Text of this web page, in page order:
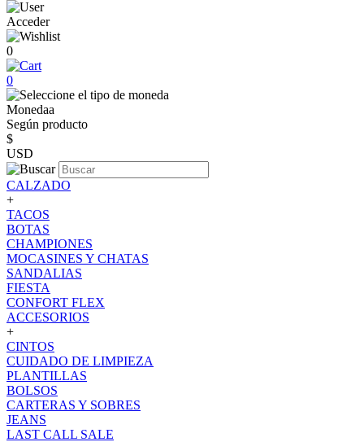
Acceder
0
0
Monedaa
Según producto
$
USD
CALZADO
+
TACOS
BOTAS
CHAMPIONES
MOCASINES Y CHATAS
SANDALIAS
FIESTA
CONFORT FLEX
ACCESORIOS
+
CINTOS
CUIDADO DE LIMPIEZA
PLANTILLAS
BOLSOS
CARTERAS Y SOBRES
JEANS
LAST CALL SALE